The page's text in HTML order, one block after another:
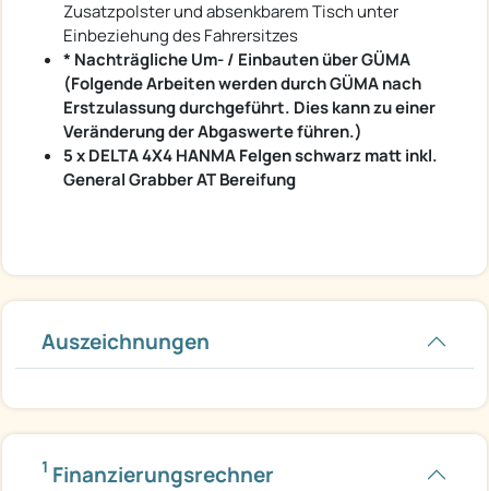
Zusatzpolster und absenkbarem Tisch unter
Einbeziehung des Fahrersitzes
* Nachträgliche Um- / Einbauten über GÜMA
(Folgende Arbeiten werden durch GÜMA nach
Erstzulassung durchgeführt. Dies kann zu einer
Veränderung der Abgaswerte führen.)
5 x DELTA 4X4 HANMA Felgen schwarz matt inkl.
General Grabber AT Bereifung
Auszeichnungen
1 Finanzierungsrechner